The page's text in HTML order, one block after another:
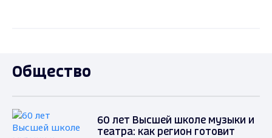
Общество
60 лет Высшей школе музыки и
театра: как регион готовит